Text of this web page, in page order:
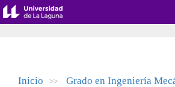
Inicio >> Grado en Ingeniería